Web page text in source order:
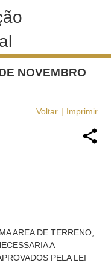
NOVEMBRO
Voltar Imprimir
AREA DE TERRENO,
A
PELA LEI